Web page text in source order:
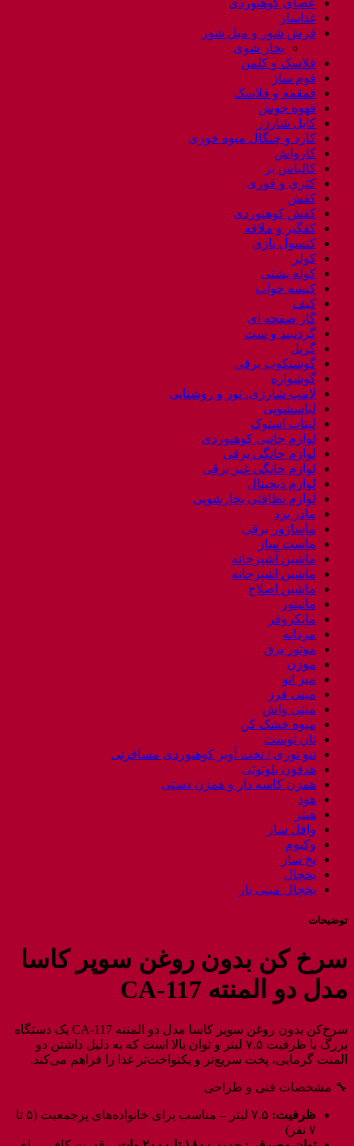
غذاساز
فرش شور و مبل شور
بخار شوی
فلاسک و کلمن
فوم ساز
قمقمه و فلاسک
قهوه جوش
کابل شارژر
کارد و چنگال میوه خوری
کارواش
کالباس بر
کتری و قوری
کفش
کفش کوهنوردی
کفگیر و ملاقه
کنسول بازی
کولر
کوله پشتی
کیسه خواب
کیف
گاز صفحه ای
گردنبند و ست
گریل
گوشتکوب برقی
گوشواره
لامپ شارژی، نور و روشنایی
لباسشویی
لپتاب استوک
لوازم جانبی کوهنوردی
لوازم خانگی برقی
لوازم خانگی غیر برقی
لوازم دیجیتال
لوازم نظافتی بخارشویی
مادر برد
ماساژور برقی
ماست ساز
ماشین آشپزخانه
ماشین اشپزخانه
ماشین اصلاح
مانیتور
مایکروفر
مردانه
موتور برق
موزن
میز اتو
مینی فرز
مینی واش
میوه خشک کن
نان توست
ننو توری / تخت آویز کوهنوردی مسافرتی
هدفون بلوتوثی
همزن کاسه دار و همزن دستی
هود
هیتر
وافل ساز
وکیوم
یخ ساز
یخچال
یخچال مینی بار
توضیحات
سرخ کن بدون روغن سوپر کاسا
مدل دو المنته CA-117
سرخ‌کن بدون روغن سوپر کاسا مدل دو المنته CA-117 یک دستگاه
بزرگ با ظرفیت ۷.۵ لیتر و توان بالا است که به دلیل داشتن دو
المنت گرمایی، پخت سریع‌تر و یکنواخت‌تر غذا را فراهم می‌کند.
🔧 مشخصات فنی و طراحی
ظرفیت:
۷.۵ لیتر – مناسب برای خانواده‌های پرجمعیت (۵ تا
۷ نفر)